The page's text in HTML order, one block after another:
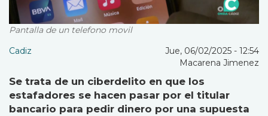
Pantalla de un telefono movil
Cadiz
Jue, 06/02/2025 - 12:54
Macarena Jimenez
Se trata de un ciberdelito en que los
estafadores se hacen pasar por el titular
bancario para pedir dinero por una supuesta